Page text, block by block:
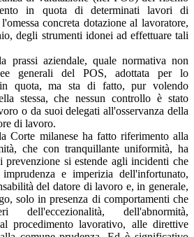
in quota di determinati lavori di
concreta dotazione al lavoratore,
degli strumenti idonei ad effettuare tali
prassi aziendale, quale normativa non
generali del POS, adottata per lo
quota, ma sta di fatto, pur volendo
stessa, che nessun controllo è stato
o da suoi delegati all'osservanza della
di lavoro.
Corte milanese ha fatto riferimento alla
che con tranquillante uniformità, ha
si estende agli incidenti che
e imperizia dell'infortunato,
del datore di lavoro e, in generale,
solo in presenza di comportamenti che
dell'abnormità,
procedimento lavorativo, alle direttive